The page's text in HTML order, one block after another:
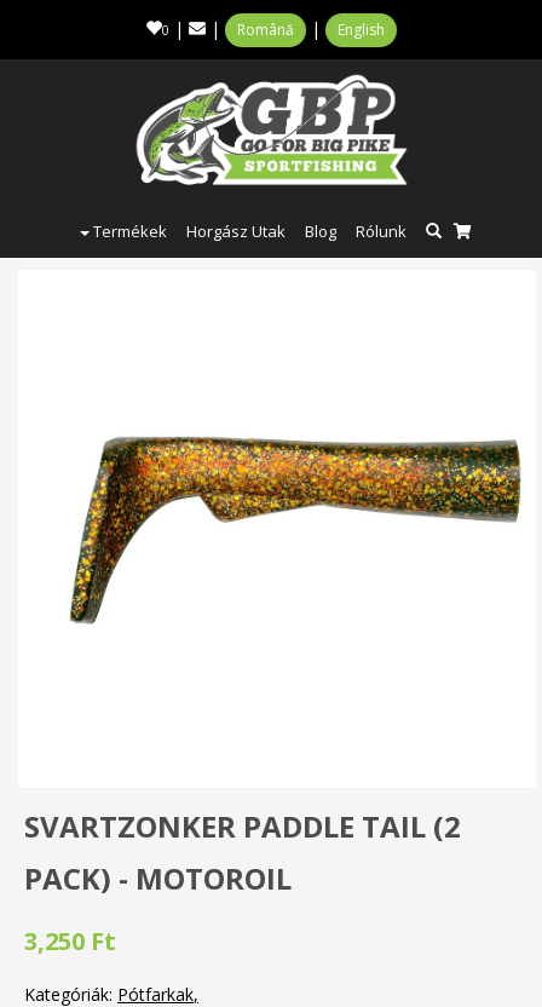
0 | | Română | English
Termékek Horgász Utak Blog Rólunk
SVARTZONKER PADDLE TAIL (2
PACK) - MOTOROIL
3,250 Ft
Kategóriák: Pótfarkak